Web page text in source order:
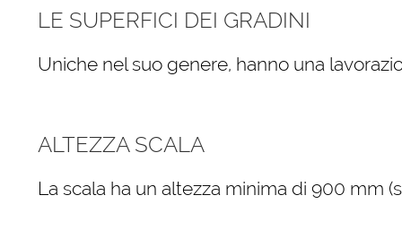
LE SUPERFICI DEI GRADINI
Uniche nel suo genere, hanno una
ALTEZZA SCALA
La scala ha un altezza minima di 900 mm